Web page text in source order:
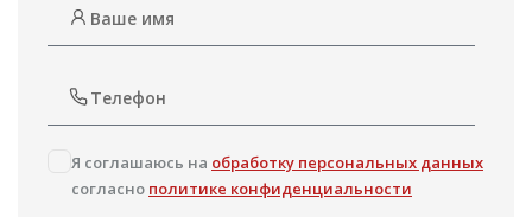
Я соглашаюсь на обработку персональных данных
согласно политике конфиденциальности